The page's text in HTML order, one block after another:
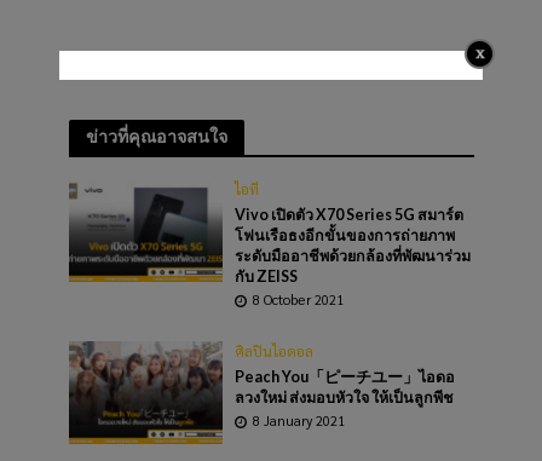
ข่าวที่คุณอาจสนใจ
ไอที
Vivo เปิดตัว X70 Series 5G สมาร์ต
โฟนเรือธงอีกขั้นของการถ่ายภาพ
ระดับมืออาชีพด้วยกล้องที่พัฒนาร่วม
กับ ZEISS
8 October 2021
ศิลปินไอดอล
Peach You「ピーチユー」ไอดอ
ลวงใหม่ ส่งมอบหัวใจ ให้เป็นลูกพีช
8 January 2021